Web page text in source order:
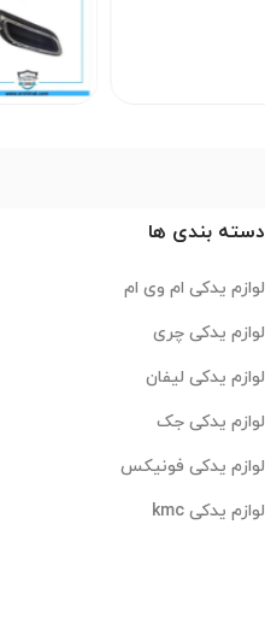
دسته بندی ها
لوازم یدکی ام وی ام
لوازم یدکی چری
لوازم یدکی لیفان
لوازم یدکی جک
لوازم یدکی فونیکس
لوازم یدکی kmc